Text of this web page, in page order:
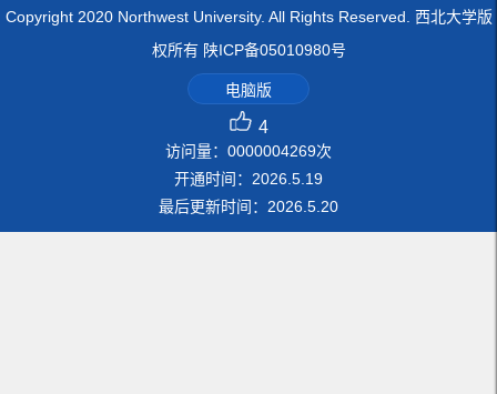
Copyright 2020 Northwest University. All Rights Reserved. 西北大学版
权所有 陕ICP备05010980号
电脑版
4
访问量： 0000004269次
开通时间： 2026 5 19
最后更新时间： 2026 5 20